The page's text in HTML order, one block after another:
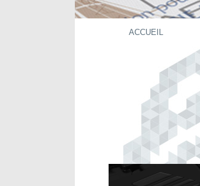
ACCUEIL